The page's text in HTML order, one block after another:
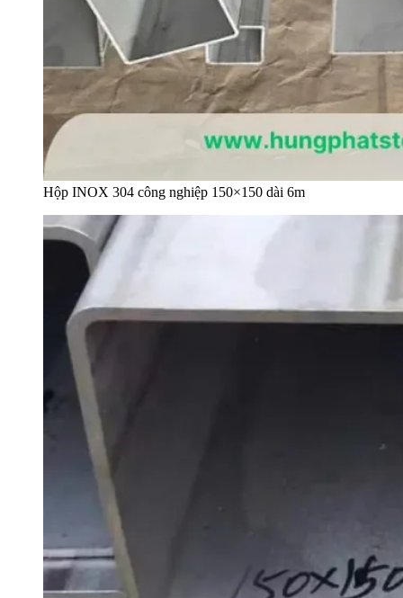
Hộp INOX 304 công nghiệp 150×150 dài 6m